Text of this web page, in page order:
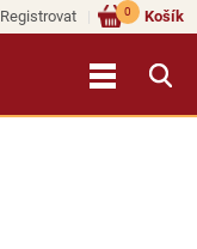
Registrovat Košík
0